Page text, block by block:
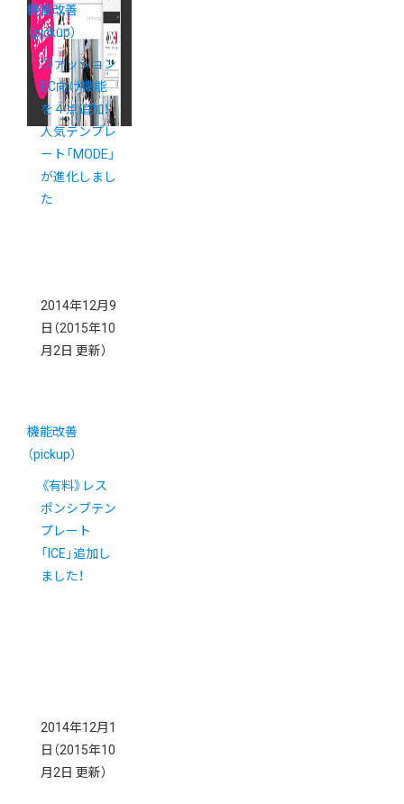
機能改善
（pickup）
ファッション
EC向け機能
を４点追加！
人気テンプレ
ート「MODE」
が進化しまし
た
2014年12月9
日 （2015年10
月2日 更新）
機能改善
（pickup）
《有料》レス
ポンシブテン
プレート
「ICE」追加し
ました！
2014年12月1
日 （2015年10
月2日 更新）